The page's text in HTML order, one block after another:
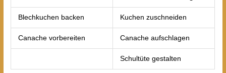
Blechkuchen backen Kuchen zuschneiden
Canache vorbereiten Canache aufschlagen
Schultüte gestalten